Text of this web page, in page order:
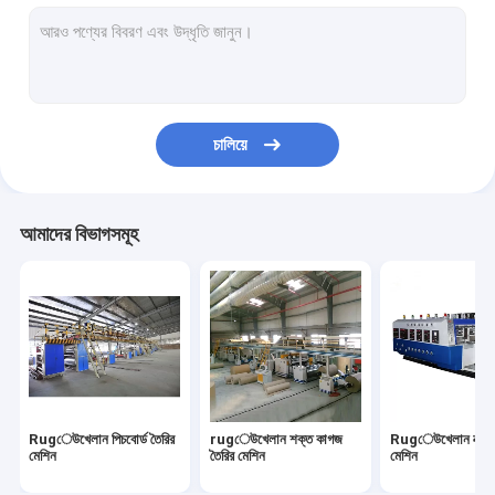
শক্ত কাগজ বক্স সেলাই মেশিন
ডাবল ফেসার rugেউতোলা মেশিন
এনসি কাটিং মেশিন
Corেউতোলা বক্স মেকিং মেশিন ব্যবহৃত হয়
একক মুখোমুখি 2 প্লাই ওয়ার্কিং লাইন
চালিয়ে
আমাদের বিভাগসমূহ
Rugেউখেলান পিচবোর্ড তৈরির
মেশিন
rugেউখেলান শক্ত কাগজ
তৈরির মেশিন
Rugেউখেলান বক্স
মেশিন